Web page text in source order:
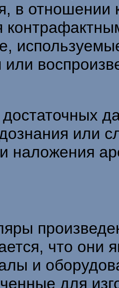
в отношении
или
или
наложения
что они
и
для